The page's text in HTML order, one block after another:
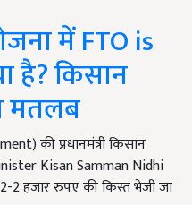
में FTO is
है? किसान
मतलब
की प्रधानमंत्री किसान
Kisan Samman Nidhi
2 हजार रुपए की किस्त भेजी जा